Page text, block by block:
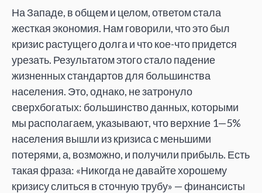
На Западе, в общем и целом, ответом стала
жесткая экономия. Нам говорили, что это был
кризис растущего долга и что кое-что придется
урезать. Результатом этого стало падение
жизненных стандартов для большинства
населения. Это, однако, не затронуло
сверхбогатых: большинство данных, которыми
мы располагаем, указывают, что верхние 1—5%
населения вышли из кризиса с меньшими
потерями, а, возможно, и получили прибыль. Есть
такая фраза: «Никогда не давайте хорошему
кризису слиться в сточную трубу» — финансисты